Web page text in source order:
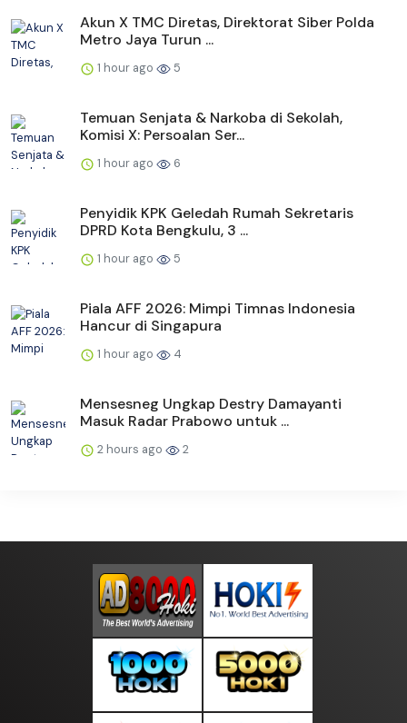
Akun X TMC Diretas, Direktorat Siber Polda
Metro Jaya Turun ...
1 hour ago 5
Temuan Senjata & Narkoba di Sekolah,
Komisi X: Persoalan Ser...
1 hour ago 6
Penyidik KPK Geledah Rumah Sekretaris
DPRD Kota Bengkulu, 3 ...
1 hour ago 5
Piala AFF 2026: Mimpi Timnas Indonesia
Hancur di Singapura
1 hour ago 4
Mensesneg Ungkap Destry Damayanti
Masuk Radar Prabowo untuk ...
2 hours ago 2